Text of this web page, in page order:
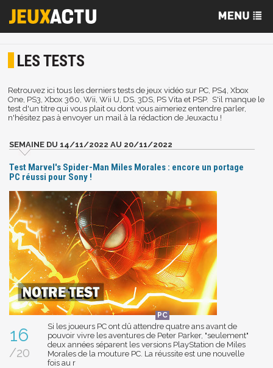
LES TESTS
Retrouvez ici tous les derniers tests de jeux vidéo sur PC, PS4, Xbox
One, PS3, Xbox 360, Wii, Wii U, DS, 3DS, PS Vita et PSP. S'il manque le
test d'un titre qui vous plait ou dont vous aimeriez entendre parler,
n'hésitez pas à envoyer un mail à la rédaction de Jeuxactu !
SEMAINE DU 14/11/2022 AU 20/11/2022
Test Marvel's Spider-Man Miles Morales : encore un portage
PC réussi pour Sony !
16
/20
Si les joueurs PC ont dû attendre quatre ans avant de
pouvoir vivre les aventures de Peter Parker, "seulement"
deux années séparent les versions PlayStation de Miles
Morales de la mouture PC. La réussite est une nouvelle
fois au r